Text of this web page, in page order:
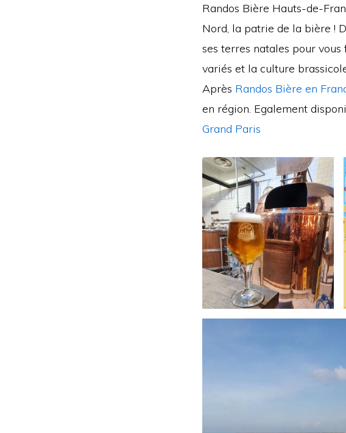
Randos Bière Hauts-de-
Nord, la patrie de la bière !
ses terres natales pour
variés et la culture
Après Randos Bière en
en région. Egalement
Grand Paris